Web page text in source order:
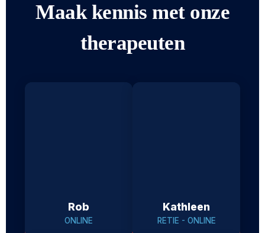
Maak kennis met onze
therapeuten
Rob
ONLINE
Kathleen
RETIE - ONLINE